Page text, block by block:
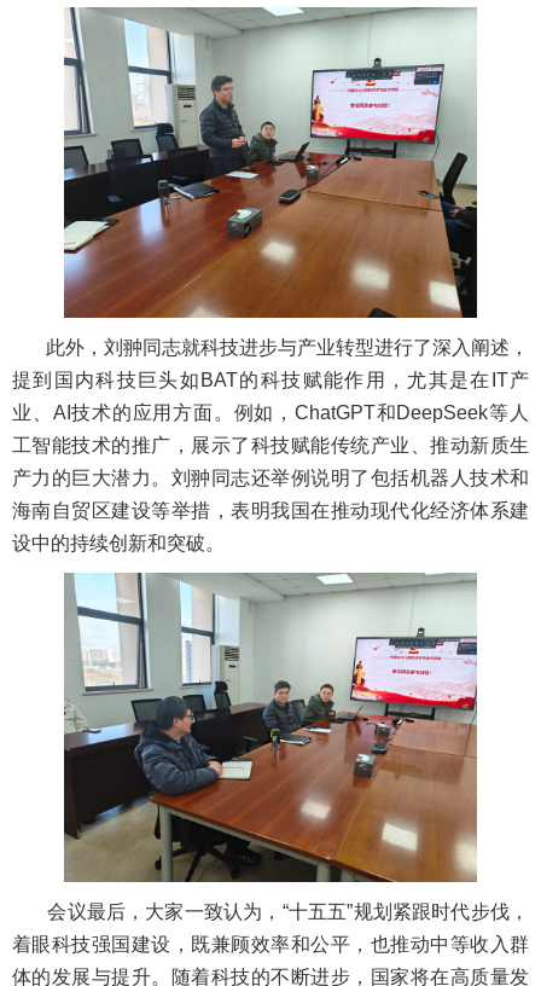
此外，刘翀同志就科技进步与产业转型进行了深入阐述，
提到国内科技巨头如BAT的科技赋能作用，尤其是在IT产
业、AI技术的应用方面。例如，ChatGPT和DeepSeek等人
工智能技术的推广，展示了科技赋能传统产业、推动新质生
产力的巨大潜力。刘翀同志还举例说明了包括机器人技术和
海南自贸区建设等举措，表明我国在推动现代化经济体系建
设中的持续创新和突破。
会议最后，大家一致认为，“十五五”规划紧跟时代步伐，
着眼科技强国建设，既兼顾效率和公平，也推动中等收入群
体的发展与提升。随着科技的不断进步，国家将在高质量发